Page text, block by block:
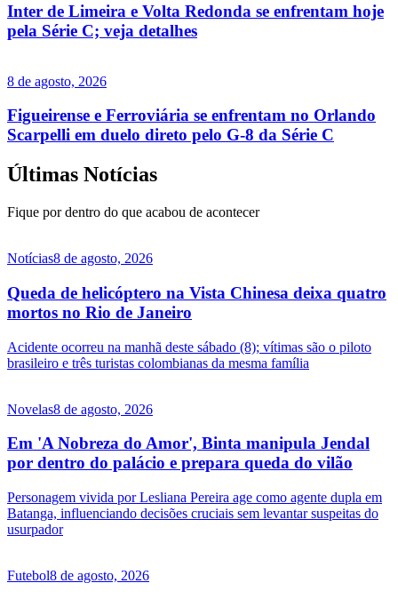
Inter de Limeira e Volta Redonda se enfrentam hoje
pela Série C; veja detalhes
8 de agosto, 2026
Figueirense e Ferroviária se enfrentam no Orlando
Scarpelli em duelo direto pelo G-8 da Série C
Últimas Notícias
Fique por dentro do que acabou de acontecer
Notícias8 de agosto, 2026
Queda de helicóptero na Vista Chinesa deixa quatro
mortos no Rio de Janeiro
Acidente ocorreu na manhã deste sábado (8); vítimas são o piloto
brasileiro e três turistas colombianas da mesma família
Novelas8 de agosto, 2026
Em 'A Nobreza do Amor', Binta manipula Jendal
por dentro do palácio e prepara queda do vilão
Personagem vivida por Lesliana Pereira age como agente dupla em
Batanga, influenciando decisões cruciais sem levantar suspeitas do
usurpador
Futebol8 de agosto, 2026